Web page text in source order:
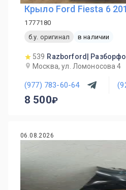
Крыло Ford Fiesta 6
1777180
б.у. оригинал
в наличии
539 Razborford|
Москва, ул. Ломоносова 4
(977) 783-60-64
8 500
06.08.2026